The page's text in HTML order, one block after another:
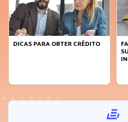
DICAS PARA OBTER CRÉDITO